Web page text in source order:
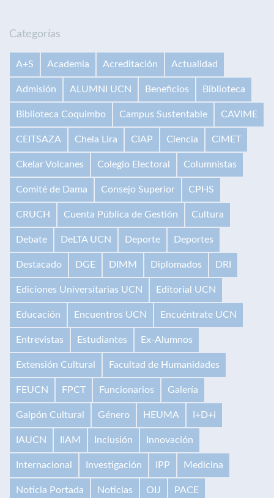
Categorías
A+S Academia Acreditación Actualidad
Admisión ALUMNI UCN Beneficios Biblioteca
Biblioteca Coquimbo Campus Sustentable CAVIME
CEITSAZA Chela Lira CIAP Ciencia CIMET
Ckelar Volcanes Colegio Electoral Columnistas
Comité de Dama Consejo Superior CPHS
CRUCH Cuenta Pública de Gestión Cultura
Debate DeLTA UCN Deporte Deportes
Destacado DGE DIMM Diplomados DRI
Ediciones Universitarias UCN Editorial UCN
Educación Encuentros UCN Encuéntrate UCN
Entrevistas Estudiantes Ex-Alumnos
Extensión Cultural Facultad de Humanidades
FEUCN FPCT Funcionarios Galería
Galpón Cultural Género HEUMA I+D+i
IAUCN IIAM Inclusión Innovación
Internacional Investigación IPP Medicina
Noticia Portada Noticias OIJ PACE